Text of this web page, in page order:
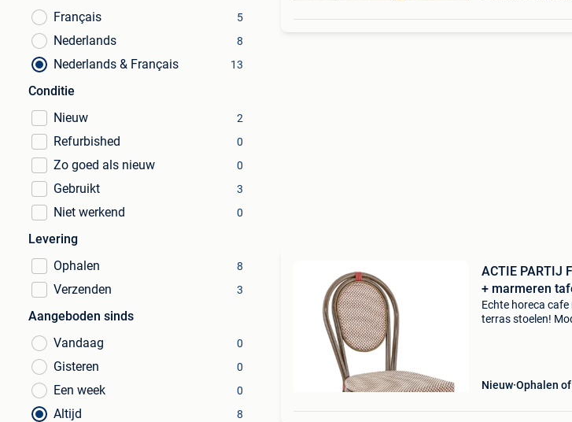
Français
5
Nederlands 8
Nederlands & Français 13
Conditie
Nieuw
2
Refurbished 0
Zo goed als nieuw 0
Gebruikt 3
Niet werkend 0
Levering
Ophalen
8
Verzenden 3
Aangeboden sinds
Vandaag
0
Gisteren 0
Een week 0
Altijd 8
ACTIE PARTIJ
+ marmeren
Echte horeca
terras stoelen!
Nieuw Ophalen